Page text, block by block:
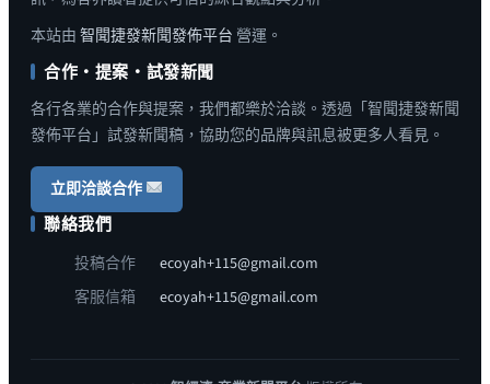
本站由 智聞捷發新聞發佈平台 營運。
合作・提案・試發新聞
各行各業的合作與提案，我們都樂於洽談。透過「智聞捷發新聞
發佈平台」試發新聞稿，協助您的品牌與訊息被更多人看見。
立即洽談合作
聯絡我們
投稿合作
ecoyah+115@gmail.com
客服信箱
ecoyah+115@gmail.com